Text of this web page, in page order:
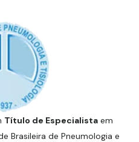
Título de Especialistaem
Brasileira de Pneumologia e